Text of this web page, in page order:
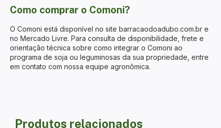
Como comprar o Comoni?
O Comoni está disponível no site barracaodoadubo.com.br e
no Mercado Livre. Para consulta de disponibilidade, frete e
orientação técnica sobre como integrar o Comoni ao
programa de soja ou leguminosas da sua propriedade, entre
em contato com nossa equipe agronômica.
Produtos relacionados